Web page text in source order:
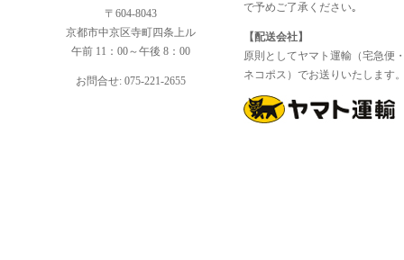
〒604-8043
京都市中京区寺町四条上ル
午前 11：00～午後 8：00
お問合せ: 075-221-2655
で予めご了承ください｡
【配送会社】
原則としてヤマト運輸（宅急便
ネコポス）でお送りいたします